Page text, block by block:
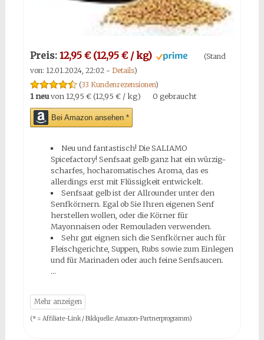
Preis: 12,95 € (12,95 € / kg)
(Stand
von: 12.01.2024, 22:02 - Details)
(33 Kundenrezensionen)
1 neuvon 12,95 € (12,95 € / kg) 0 gebraucht
Bei Amazon ansehen *
Neu und fantastisch! Die SALIAMO
Spicefactory! Senfsaat gelb ganz hat ein würzig-
scharfes, hocharomatisches Aroma, das es
allerdings erst mit Flüssigkeit entwickelt.
Senfsaat gelb ist der Allrounder unter den
Senfkörnern. Egal ob Sie Ihren eigenen Senf
herstellen wollen, oder die Körner für
Mayonnaisen oder Remouladen verwenden.
Sehr gut eignen sich die Senfkörner auch für
Fleischgerichte, Suppen, Rubs sowie zum Einlegen
und für Marinaden oder auch feine Senfsaucen.
(* = Affiliate-Link / Bildquelle: Amazon-Partnerprogramm)